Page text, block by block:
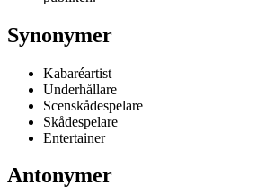
Synonymer
Kabaréartist
Underhållare
Scenskådespelare
Skådespelare
Entertainer
Antonymer